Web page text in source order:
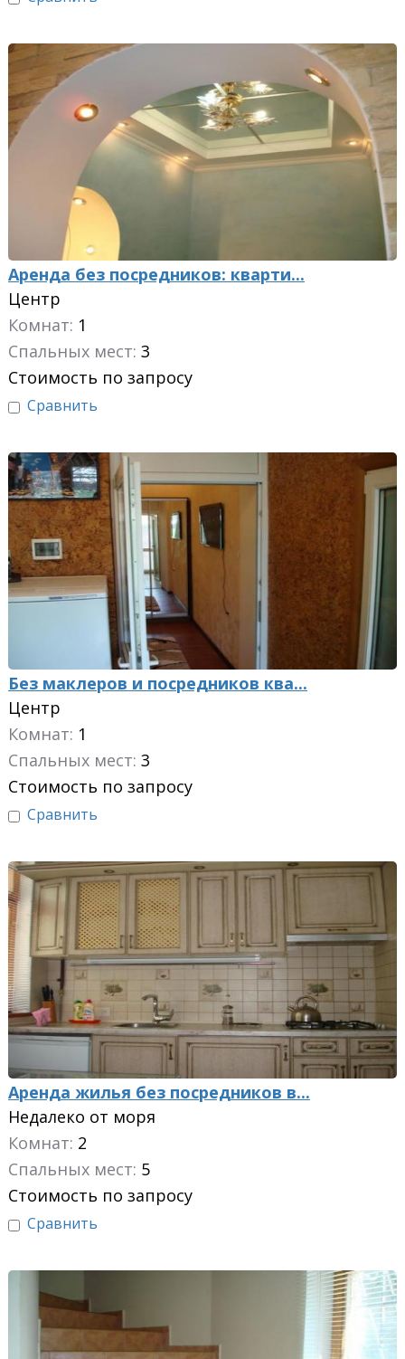
Аренда без посредников: кварти...
Центр
Комнат: 1
Спальных мест: 3
Стоимость по запросу
Сравнить
Без маклеров и посредников ква...
Центр
Комнат: 1
Спальных мест: 3
Стоимость по запросу
Сравнить
Аренда жилья без посредников в...
Недалеко от моря
Комнат: 2
Спальных мест: 5
Стоимость по запросу
Сравнить